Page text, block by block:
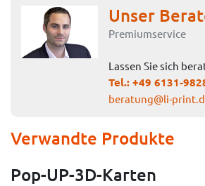
Unser
Premiumservice
Lassen Sie sich
Tel.:+49 6131-
beratung@li-
Verwandte Produkte
Pop-UP-3D-Karten